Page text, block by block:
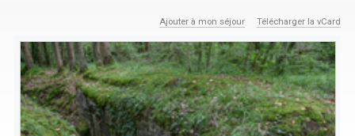
Ajouter à mon séjour Télécharger la vCard